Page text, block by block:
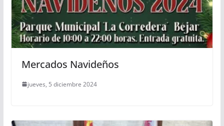
Mercados Navideños
jueves, 5 diciembre 2024